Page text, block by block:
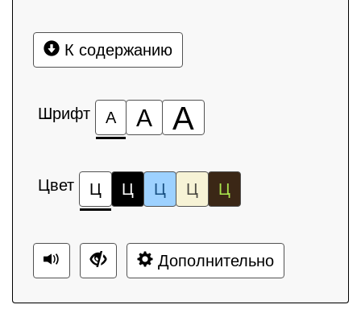
К содержанию
Шрифт А А А
Цвет Ц Ц Ц Ц Ц
Дополнительно